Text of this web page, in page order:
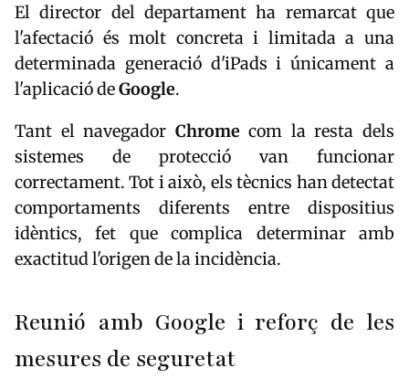
El director del departament ha remarcat que
l'afectació és molt concreta i limitada a una
determinada generació d'iPads i únicament a
l'aplicació deGoogle.
Tant el navegador Chromecom la resta dels
sistemes de protecció van funcionar
correctament. Tot i això, els tècnics han detectat
comportaments diferents entre dispositius
idèntics, fet que complica determinar amb
exactitud l'origen de la incidència.
Reunió amb Google i reforç de les
mesures de seguretat